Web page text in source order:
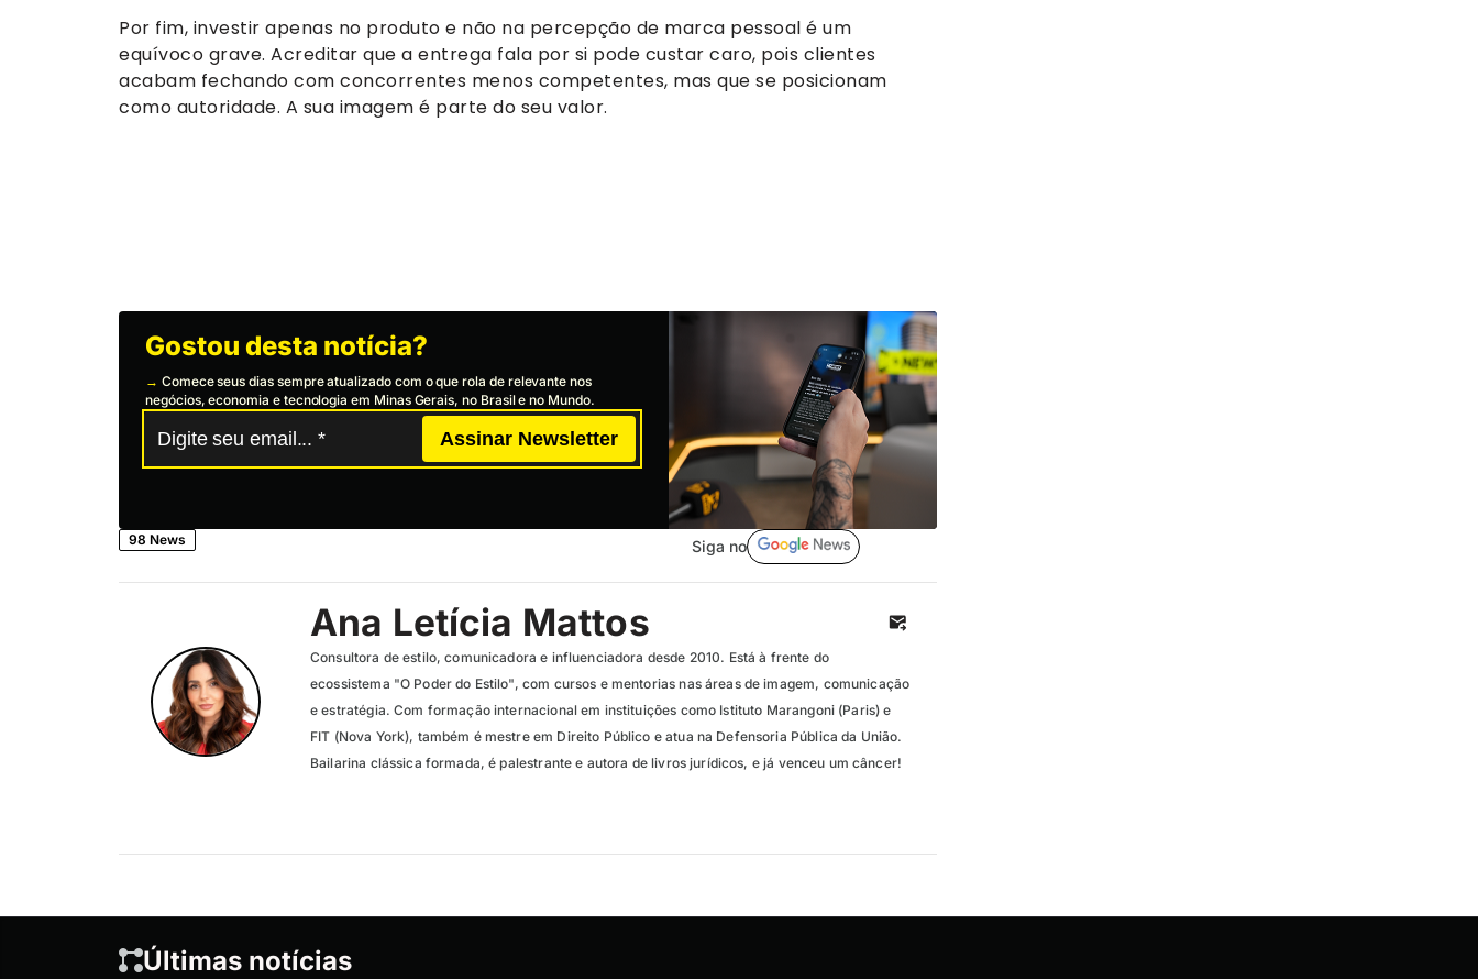
Por fim, investir apenas no produto e não na percepção de marca pessoal é um
equívoco grave. Acreditar que a entrega fala por si pode custar caro, pois clientes
acabam fechando com concorrentes menos competentes, mas que se posicionam
como autoridade. A sua imagem é parte do seu valor.
Gostou desta notícia?
→ Comece seus dias sempre atualizado com o que rola de relevante nos
negócios, economia e tecnologia em Minas Gerais, no Brasil e no Mundo.
Assinar Newsletter
98 News Siga no
Ana Letícia Mattos
Consultora de estilo, comunicadora e influenciadora desde 2010. Está à frente do
ecossistema "O Poder do Estilo", com cursos e mentorias nas áreas de imagem, comunicação
e estratégia. Com formação internacional em instituições como Istituto Marangoni (Paris) e
FIT (Nova York), também é mestre em Direito Público e atua na Defensoria Pública da União.
Bailarina clássica formada, é palestrante e autora de livros jurídicos, e já venceu um câncer!
Últimas notícias